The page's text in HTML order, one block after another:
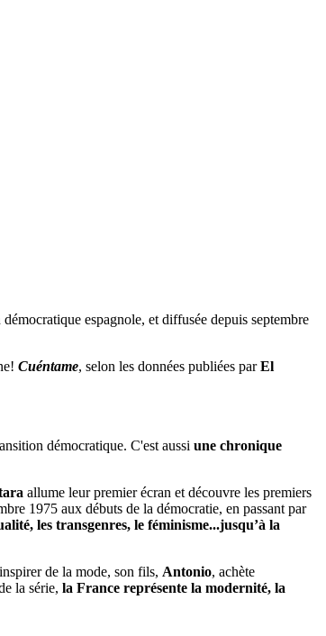
espagnole, et diffusée depuis septembre
Cuéntame, selon les données publiées parEl
démocratique. C'est aussi une chronique
allume leur premier écran et découvre les premiers
1975 aux débuts de la démocratie, en passant par
les transgenres, le féminisme...jusqu’à la
de la mode, son fils, Antonio, achète
la série, la France représente la modernité, la